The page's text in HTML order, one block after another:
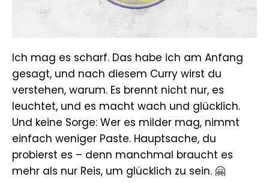
Ich mag es scharf. Das habe ich am Anfang
gesagt, und nach diesem Curry wirst du
verstehen, warum. Es brennt nicht nur, es
leuchtet, und es macht wach und glücklich.
Und keine Sorge: Wer es milder mag, nimmt
einfach weniger Paste. Hauptsache, du
probierst es – denn manchmal braucht es
mehr als nur Reis, um glücklich zu sein. 🤗